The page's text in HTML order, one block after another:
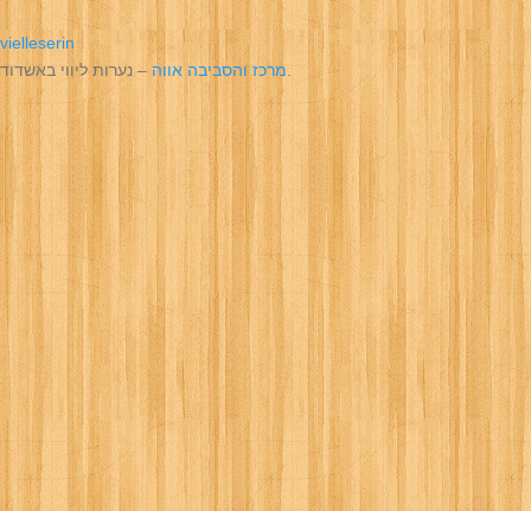
vielleserin
מרכז והסביבה אווה– נערות ליווי באשדוד.